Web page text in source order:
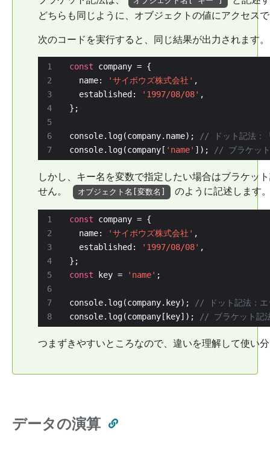
どちらも同じように、オブジェクトの値にアクセス
次のコードを実行すると、同じ結果が出力されます。
3
4
5
6
7
const
  name:
'サイボウズ株式会社'
  established:
'1997/08/08'
console.log(company.name);
console.log(company[ 'name' ]);
しかし、キー名を変数で指定したい場合はブラケッ
せん。
オブジェクト名[変数名] のように記述します
3
4
5
6
7
8
const
  name:
'サイボウズ株式会社'
  established:
'1997/08/08'
const key = 'name'
console.log(company.key);
console.log(company[key]);
つまずきやすいところなので、違いを理解して使い
データの演算